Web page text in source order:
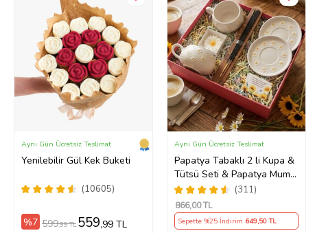
Yenilebilir Gül Kek Buketi
(10605)
Aynı Gün Ücretsiz Teslimat
%7 599,99 TL 559,99 TL
Papatya Tabaklı 2 li Kupa &
Tütsü Seti & Papatya Mum
& Motto Kart (311)
Aynı Gün Ücretsiz Teslimat
866,00 TL
Sepette %25 İndirim 649,50 TL